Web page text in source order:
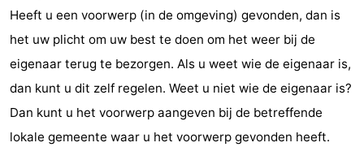
Leeuwarden
Waddeneilanden
Schiermonnikoog
-
Ameland
-
Heeft u een voorwerp (in de omgeving) gevonden, dan is
het uw plicht om uw best te doen om het weer bij de
eigenaar terug te bezorgen. Als u weet wie de eigenaar is,
dan kunt u dit zelf regelen. Weet u niet wie de eigenaar is?
Dan kunt u het voorwerp aangeven bij de betreffende
lokale gemeente waar u het voorwerp gevonden heeft.